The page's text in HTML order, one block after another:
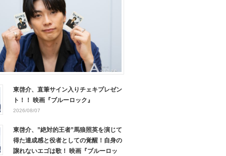
東啓介、直筆サイン入りチェキプレゼン
ト！！ 映画『ブルーロック』
2026/08/07
東啓介、”絶対的王者”馬狼照英を演じて
得た達成感と役者としての覚醒！自身の
譲れないエゴは歌！ 映画『ブルーロッ